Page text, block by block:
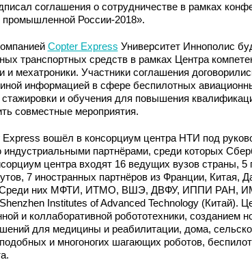
соглашения о сотрудничестве в рамках
России-2018».
Copter Express Университет Иннополис
транспортных средств в рамках Центра
и мехатроники. Участники соглашения
иной информацией в сфере беспилотных
стажировки и обучения для повышения
совместные мероприятия.
Express вошёл в консорциум центра НТИ под
индустриальными партнёрами, среди которых
центра входят 16 ведущих вузов страны, 5
7 иностранных партнёров из Франции, Китая,
Среди них МФТИ, ИТМО, ВШЭ, ДВФУ, ИППИ РАН,
Institutes of Advanced Technology (Китай).
и коллаборативной робототехники, созданием
для медицины и реабилитации, дома,
и многоногих шагающих роботов,